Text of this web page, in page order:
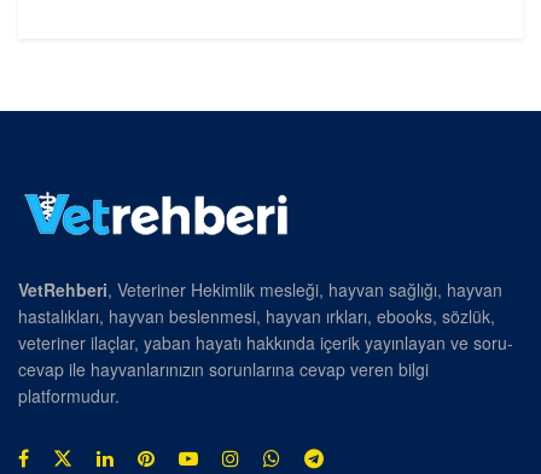
VetRehberi, Veteriner Hekimlik mesleği, hayvan sağlığı, hayvan
hastalıkları, hayvan beslenmesi, hayvan ırkları, ebooks, sözlük,
veteriner ilaçlar, yaban hayatı hakkında içerik yayınlayan ve soru-
cevap ile hayvanlarınızın sorunlarına cevap veren bilgi
platformudur.